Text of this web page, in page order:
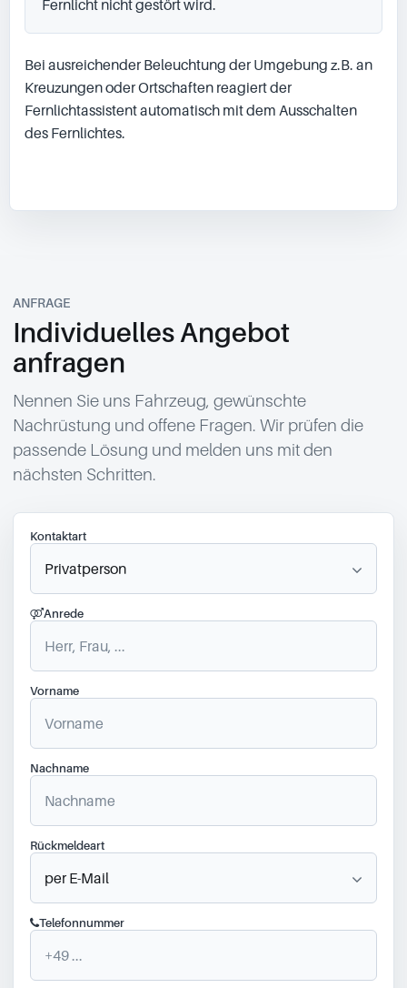
Fernlicht nicht gestört wird.
Bei ausreichender Beleuchtung der Umgebung z.B. an
Kreuzungen oder Ortschaften reagiert der
Fernlichtassistent automatisch mit dem Ausschalten
des Fernlichtes.
ANFRAGE
Individuelles Angebot
anfragen
Nennen Sie uns Fahrzeug, gewünschte
Nachrüstung und offene Fragen. Wir prüfen die
passende Lösung und melden uns mit den
nächsten Schritten.
Kontaktart
Anrede
Vorname
Nachname
Rückmeldeart
Telefonnummer